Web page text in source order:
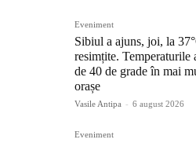
Eveniment
Sibiul a ajuns, joi, la
resimțite. Temperaturile
de 40 de grade în mai
orașe
Vasile Antipa - 6 august 2026
Eveniment